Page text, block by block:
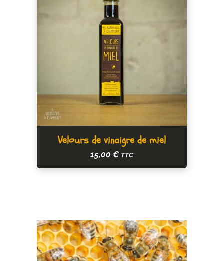
Velours de vinaigre de miel
15,00 € TTC